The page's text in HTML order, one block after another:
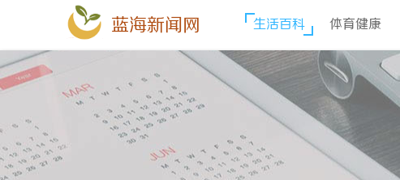
蓝海新闻网 生活百科 体育健康